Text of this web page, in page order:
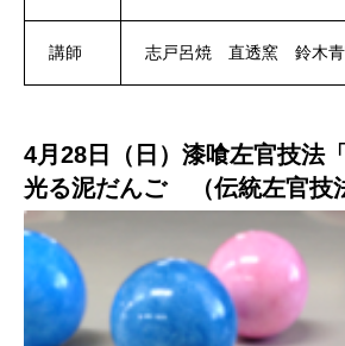
講師 志戸呂焼 直透窯 鈴木青
4月28日（日）漆喰左官技法
光る泥だんご （伝統左官技